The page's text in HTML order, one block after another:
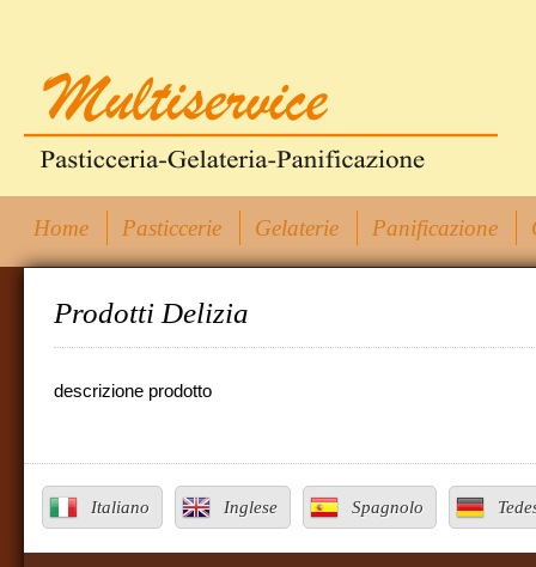
Home Pasticcerie Gelaterie Panificazione
Prodotti Delizia
descrizione prodotto
Italiano Inglese Spagnolo